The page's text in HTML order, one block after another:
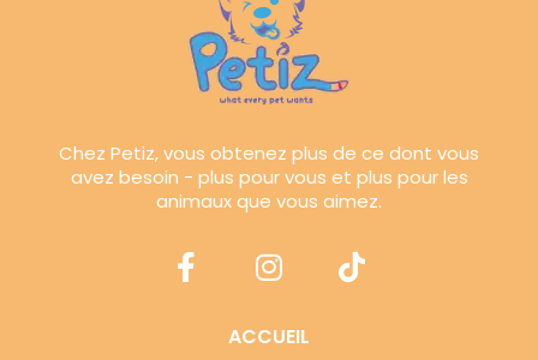
Chez Petiz, vous obtenez plus de ce dont vous
avez besoin - plus pour vous et plus pour les
animaux que vous aimez.
ACCUEIL